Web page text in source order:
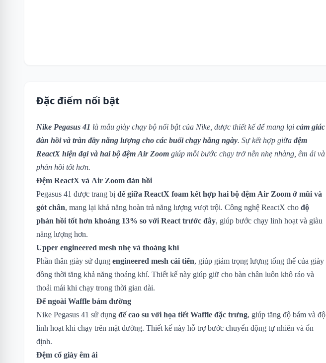
Đặc điểm nổi bật
Nike Pegasus 41 là mẫu giày chạy bộ nổi bật của Nike, được thiết kế để mang lại cảm giác
đàn hồi và tràn đầy năng lượng cho các buổi chạy hằng ngày. Sự kết hợp giữa đệm
ReactX hiện đại và hai bộ đệm Air Zoom giúp mỗi bước chạy trở nên nhẹ nhàng, êm ái và
phản hồi tốt hơn.
Đệm ReactX và Air Zoom đàn hồi
Pegasus 41 được trang bị đế giữa ReactX foam kết hợp hai bộ đệm Air Zoom ở mũi và
gót chân, mang lại khả năng hoàn trả năng lượng vượt trội. Công nghệ ReactX cho độ
phản hồi tốt hơn khoảng 13% so với React trước đây, giúp bước chạy linh hoạt và giàu
năng lượng hơn.
Upper engineered mesh nhẹ và thoáng khí
Phần thân giày sử dụng engineered mesh cải tiến, giúp giảm trọng lượng tổng thể của giày
đồng thời tăng khả năng thoáng khí. Thiết kế này giúp giữ cho bàn chân luôn khô ráo và
thoải mái khi chạy trong thời gian dài.
Đế ngoài Waffle bám đường
Nike Pegasus 41 sử dụng đế cao su với họa tiết Waffle đặc trưng, giúp tăng độ bám và độ
linh hoạt khi chạy trên mặt đường. Thiết kế này hỗ trợ bước chuyển động tự nhiên và ổn
định.
Đệm cổ giày êm ái